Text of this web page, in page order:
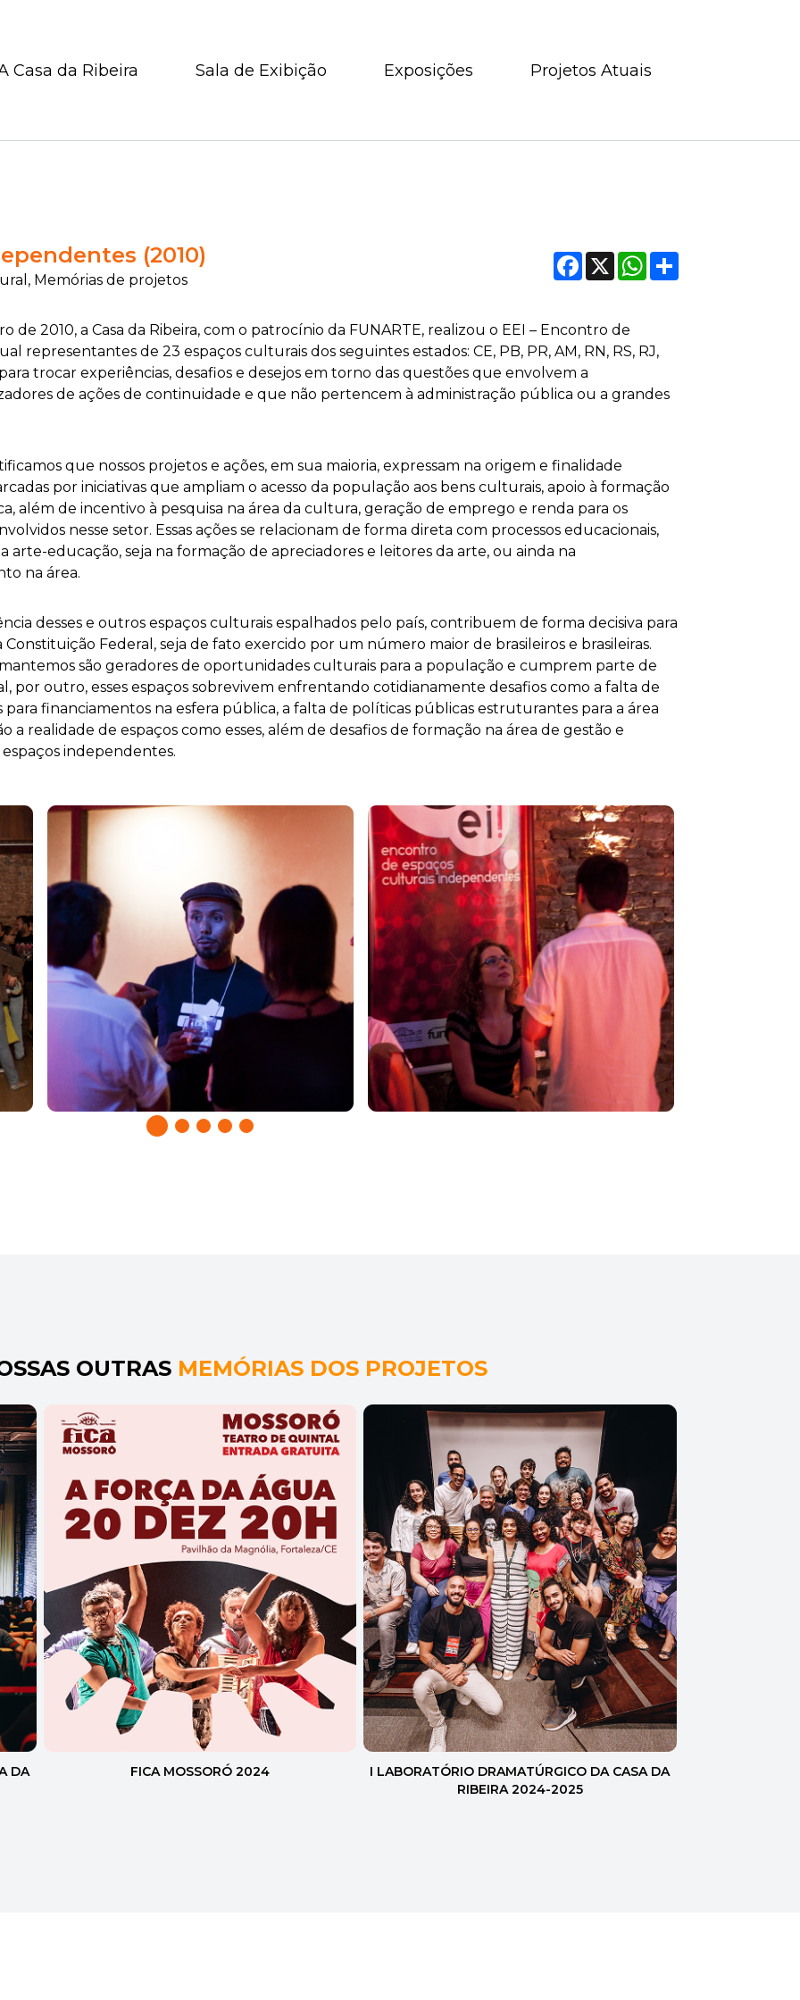
Casa da Ribeira Sala de Exibição Exposições Projetos Atuais
(2010)
Memórias de projetos
Facebook
X WhatsAppCompartilhar
de 2010, a Casa da Ribeira, com o patrocínio da FUNARTE, realizou o EEI – Encontro de
representantes de 23 espaços culturais dos seguintes estados: CE, PB, PR, AM, RN, RS, RJ,
trocar experiências, desafios e desejos em torno das questões que envolvem a
de ações de continuidade e que não pertencem à administração pública ou a grandes
que nossos projetos e ações, em sua maioria, expressam na origem e finalidade
por iniciativas que ampliam o acesso da população aos bens culturais, apoio à formação
além de incentivo à pesquisa na área da cultura, geração de emprego e renda para os
nesse setor. Essas ações se relacionam de forma direta com processos educacionais,
arte-educação, seja na formação de apreciadores e leitores da arte, ou ainda na
na área.
desses e outros espaços culturais espalhados pelo país, contribuem de forma decisiva para
Federal, seja de fato exercido por um número maior de brasileiros e brasileiras.
são geradores de oportunidades culturais para a população e cumprem parte de
outro, esses espaços sobrevivem enfrentando cotidianamente desafios como a falta de
para financiamentos na esfera pública, a falta de políticas públicas estruturantes para a área
realidade de espaços como esses, além de desafios de formação na área de gestão e
independentes.
1 2 3 4 5
OUTRAS MEMÓRIAS DOS PROJETOS
DA FICA MOSSORÓ 2024
I LABORATÓRIO DRAMATÚRGICO DA CASA DA
RIBEIRA 2024-2025